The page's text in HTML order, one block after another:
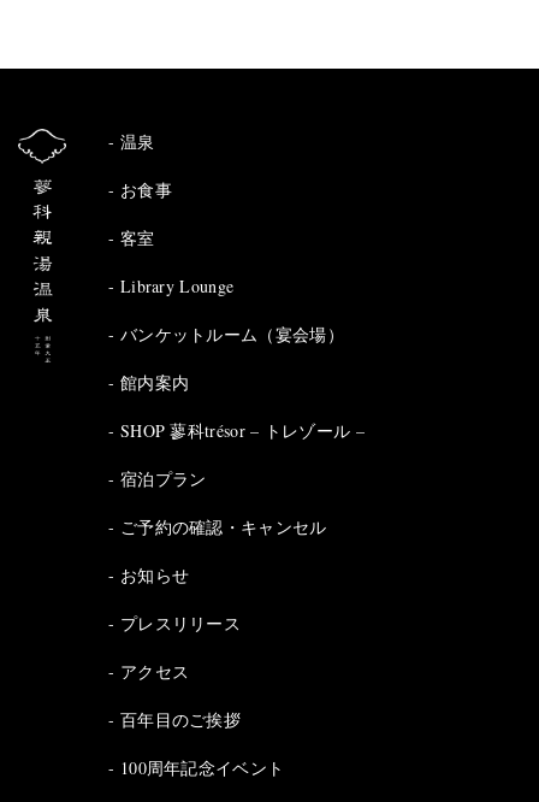
温泉
お食事
客室
Library Lounge
バンケットルーム（宴会場）
館内案内
SHOP 蓼科trésor – トレゾール –
宿泊プラン
ご予約の確認・キャンセル
お知らせ
プレスリリース
アクセス
百年目のご挨拶
100周年記念イベント